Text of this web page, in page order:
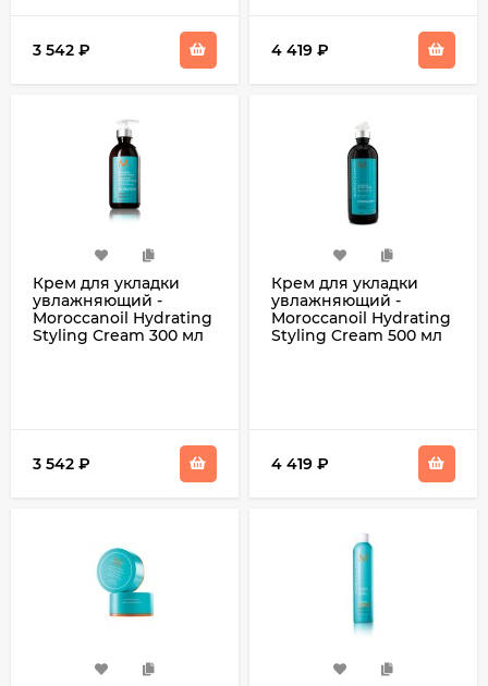
3 542 ₽ 4 419 ₽
Крем для укладки
увлажняющий -
Moroccanoil Hydrating
Styling Cream 300 мл
3 542 ₽
Крем для укладки
увлажняющий -
Moroccanoil Hydrating
Styling Cream 500 мл
4 419 ₽